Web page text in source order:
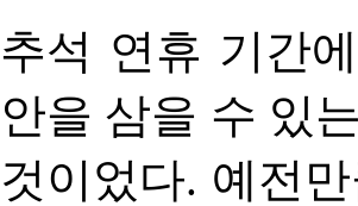
추석 연휴 기간
안을 삼을 수 있
것이었다. 예전